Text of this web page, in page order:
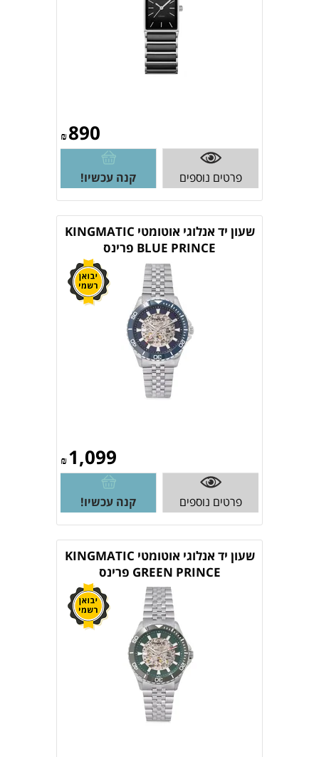
₪890
פרטים נוספים קנה עכשיו!
שעון יד אנלוגי אוטומטי KINGMATIC
BLUE PRINCE פרינס
₪1,099
פרטים נוספים קנה עכשיו!
שעון יד אנלוגי אוטומטי KINGMATIC
GREEN PRINCE פרינס